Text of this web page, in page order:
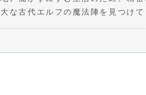
な古代エルフの魔法陣を見つけ